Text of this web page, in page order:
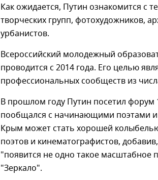
Как ожидается, Путин ознакомится с
творческих групп, фотохудожников,
урбанистов.
Всероссийский молодежный
проводится с 2014 года. Его целью
профессиональных сообществ из
В прошлом году Путин посетил форум
пообщался с начинающими поэтами
Крым может стать хорошей
поэтов и кинематографистов,
"появится не одно такое масштабное
"Зеркало".